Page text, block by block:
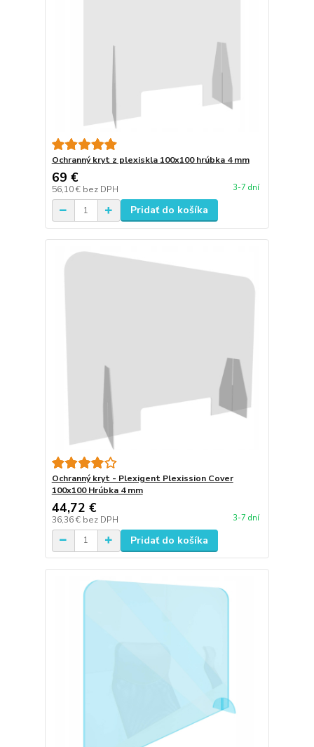
Ochranný kryt z plexiskla 100x100 hrúbka 4 mm
69 €
56,10 € bez DPH 3-7 dní
Pridať do košíka
Ochranný kryt - Plexigent Plexission Cover
100x100 Hrúbka 4 mm
44,72 €
36,36 € bez DPH 3-7 dní
Pridať do košíka